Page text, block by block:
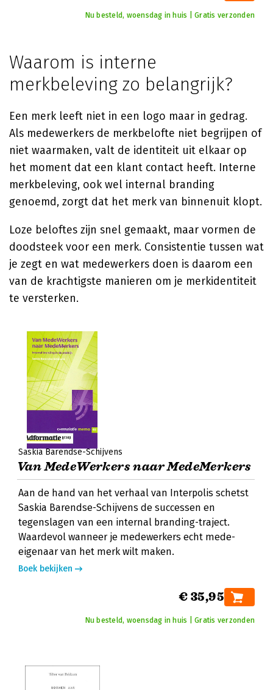
Nu besteld, woensdag in huis | Gratis verzonden
Waarom is interne
merkbeleving zo belangrijk?
Een merk leeft niet in een logo maar in gedrag.
Als medewerkers de merkbelofte niet begrijpen of
niet waarmaken, valt de identiteit uit elkaar op
het moment dat een klant contact heeft. Interne
merkbeleving, ook wel internal branding
genoemd, zorgt dat het merk van binnenuit klopt.
Loze beloftes zijn snel gemaakt, maar vormen de
doodsteek voor een merk. Consistentie tussen wat
je zegt en wat medewerkers doen is daarom een
van de krachtigste manieren om je merkidentiteit
te versterken.
Saskia Barendse-Schijvens
Van MedeWerkers naar MedeMerkers
Aan de hand van het verhaal van Interpolis schetst
Saskia Barendse-Schijvens de successen en
tegenslagen van een internal branding-traject.
Waardevol wanneer je medewerkers echt mede-
eigenaar van het merk wilt maken.
Boek bekijken
€ 35,95
Nu besteld, woensdag in huis | Gratis verzonden